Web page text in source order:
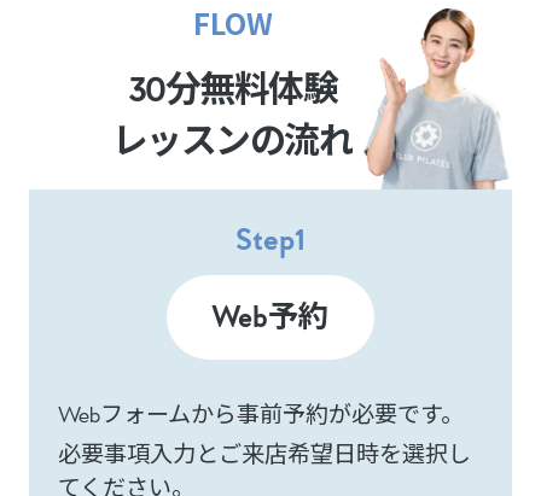
FLOW
30分無料体験
レッスンの流れ
Step1
Web予約
Webフォームから事前予約が必要です。
必要事項入力とご来店希望日時を選択し
てください。